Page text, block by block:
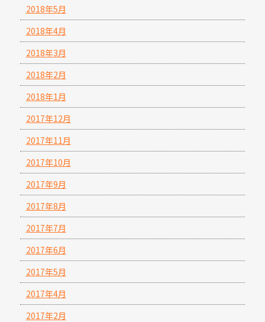
2018年5月
2018年4月
2018年3月
2018年2月
2018年1月
2017年12月
2017年11月
2017年10月
2017年9月
2017年8月
2017年7月
2017年6月
2017年5月
2017年4月
2017年2月